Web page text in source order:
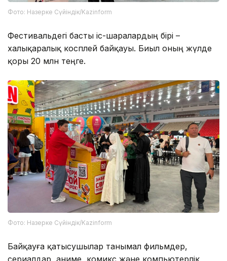
Фото: Назерке Сүйіндік/Kazinform
Фестивальдегі басты іс-шаралардың бірі –
халықаралық косплей байқауы. Биыл оның жүлде
қоры 20 млн теңге.
Фото: Назерке Сүйіндік/Kazinform
Байқауға қатысушылар танымал фильмдер,
сериалдар, аниме, комикс және компьютерлік